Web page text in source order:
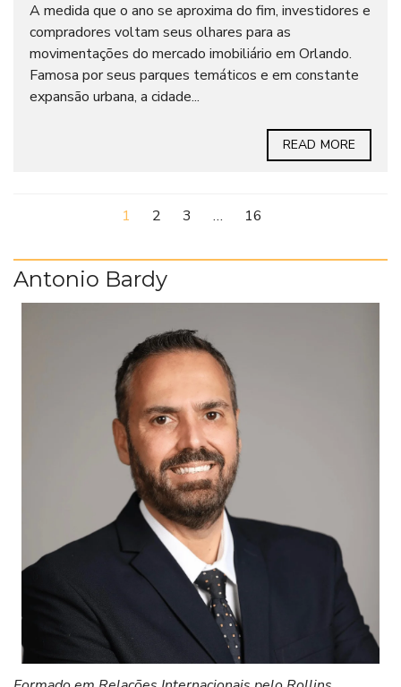
A medida que o ano se aproxima do fim, investidores e
compradores voltam seus olhares para as
movimentações do mercado imobiliário em Orlando.
Famosa por seus parques temáticos e em constante
expansão urbana, a cidade...
READ MORE
1 2 3 … 16
Antonio Bardy